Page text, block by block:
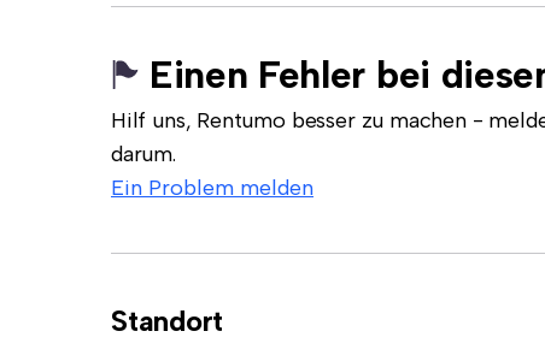
Einen Fehler bei
Hilf uns, Rentumo besser zu machen -
darum.
Ein Problem melden
Standort